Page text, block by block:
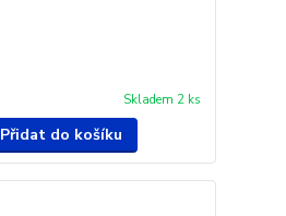
Skladem 2 ks
Přidat do košíku